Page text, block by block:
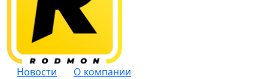
Новости
О компании